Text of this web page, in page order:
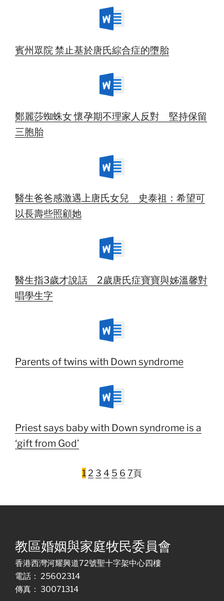
賓州眾院 禁止基於唐氏綜合症的墮胎
鄭麗莎蜘蛛女 懷孕期不理家人反對 堅持保留
三胞胎
醫生爸爸感激遇上唐氏女兒 史泰祖：希望可
以長壽些照顧她
醫生指3歲才說話 2歲唐氏症寶寶與姊溫馨對
唱學生字
Parents of twins with Down syndrome
Priest says baby with Down syndrome is a
‘gift from God’
1 2 3 4 5 6 7頁
教區婚姻與家庭牧民委員會
香港西灣河耀興道72號聖十字架中心四樓
電話： 25602314
傳真： 30071314